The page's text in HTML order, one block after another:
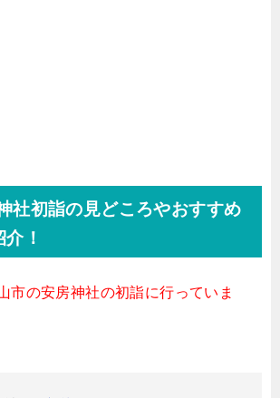
社初詣の見どころやおすすめ
！
市の安房神社の初詣に行っていま